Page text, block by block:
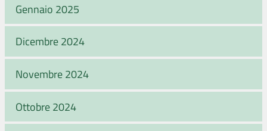
Gennaio 2025
Dicembre 2024
Novembre 2024
Ottobre 2024